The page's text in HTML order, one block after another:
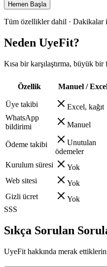
Hemen Başla
Tüm özellikler dahil · Dakikalar
Neden UyeFit?
Kısa bir karşılaştırma, büyük bir
Özellik Manuel /
Üye takibi Excel, kağıt
WhatsApp
bildirimi
Manuel
Ödeme takibi
Unutulan
ödemeler
Kurulum süresi
Yok
Web sitesi
Yok
Gizli ücret
Yok
SSS
Sıkça Sorulan
UyeFit hakkında merak